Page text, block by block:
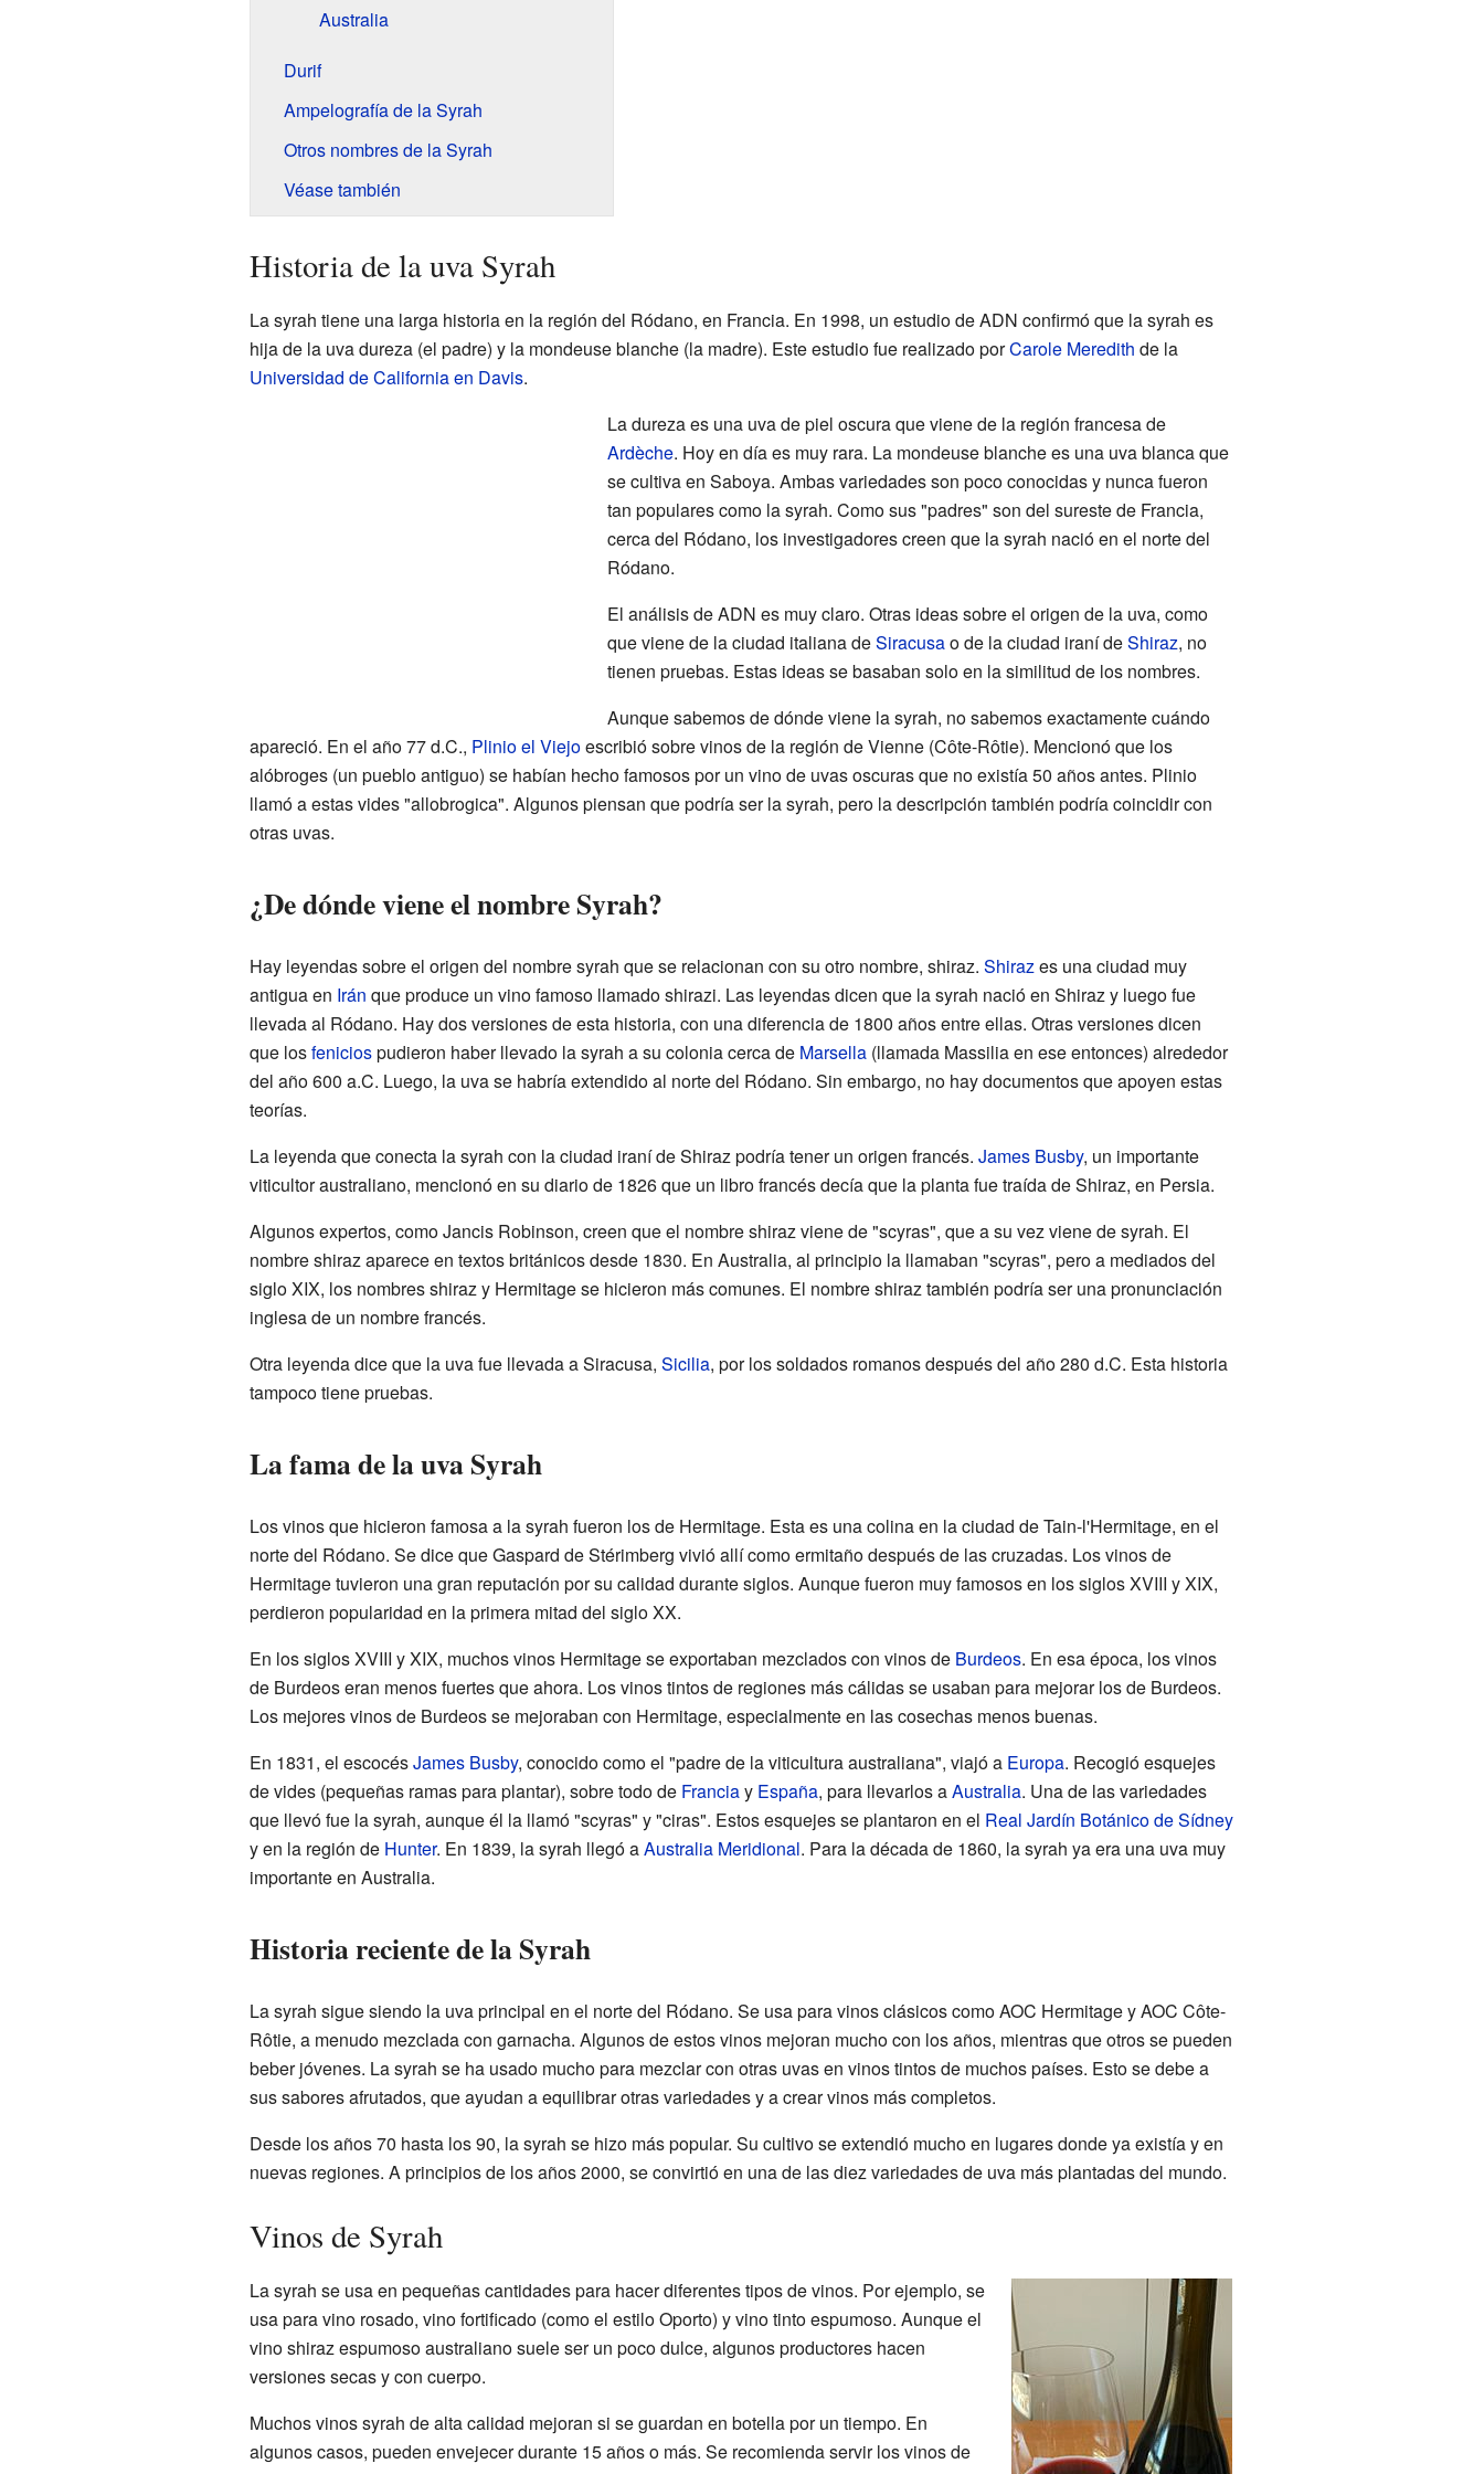
Australia
Durif
Ampelografía de la Syrah
Otros nombres de la Syrah
Véase también
Historia de la uva Syrah
La syrah tiene una larga historia en la región del Ródano, en Francia. En 1998, un estudio de ADN confirmó que la syrah es
hija de la uva dureza (el padre) y la mondeuse blanche (la madre). Este estudio fue realizado porCarole Meredith de la
Universidad de California en Davis.
La dureza es una uva de piel oscura que viene de la región francesa de
Ardèche. Hoy en día es muy rara. La mondeuse blanche es una uva blanca que
se cultiva en Saboya. Ambas variedades son poco conocidas y nunca fueron
tan populares como la syrah. Como sus "padres" son del sureste de Francia,
cerca del Ródano, los investigadores creen que la syrah nació en el norte del
Ródano.
El análisis de ADN es muy claro. Otras ideas sobre el origen de la uva, como
que viene de la ciudad italiana deSiracusao de la ciudad iraní deShiraz, no
tienen pruebas. Estas ideas se basaban solo en la similitud de los nombres.
Aunque sabemos de dónde viene la syrah, no sabemos exactamente cuándo
apareció. En el año 77 d.C., Plinio el Viejoescribió sobre vinos de la región de Vienne (Côte-Rôtie). Mencionó que los
alóbroges (un pueblo antiguo) se habían hecho famosos por un vino de uvas oscuras que no existía 50 años antes. Plinio
llamó a estas vides "allobrogica". Algunos piensan que podría ser la syrah, pero la descripción también podría coincidir con
otras uvas.
¿De dónde viene el nombre Syrah?
Hay leyendas sobre el origen del nombre syrah que se relacionan con su otro nombre, shiraz. Shirazes una ciudad muy
antigua en Irán que produce un vino famoso llamado shirazi. Las leyendas dicen que la syrah nació en Shiraz y luego fue
llevada al Ródano. Hay dos versiones de esta historia, con una diferencia de 1800 años entre ellas. Otras versiones dicen
que losfeniciospudieron haber llevado la syrah a su colonia cerca de Marsella(llamada Massilia en ese entonces) alrededor
del año 600 a.C. Luego, la uva se habría extendido al norte del Ródano. Sin embargo, no hay documentos que apoyen estas
teorías.
La leyenda que conecta la syrah con la ciudad iraní de Shiraz podría tener un origen francés. James Busby, un importante
viticultor australiano, mencionó en su diario de 1826 que un libro francés decía que la planta fue traída de Shiraz, en Persia.
Algunos expertos, como Jancis Robinson, creen que el nombre shiraz viene de "scyras", que a su vez viene de syrah. El
nombre shiraz aparece en textos británicos desde 1830. En Australia, al principio la llamaban "scyras", pero a mediados del
siglo XIX, los nombres shiraz y Hermitage se hicieron más comunes. El nombre shiraz también podría ser una pronunciación
inglesa de un nombre francés.
Otra leyenda dice que la uva fue llevada a Siracusa, Sicilia, por los soldados romanos después del año 280 d.C. Esta historia
tampoco tiene pruebas.
La fama de la uva Syrah
Los vinos que hicieron famosa a la syrah fueron los de Hermitage. Esta es una colina en la ciudad de Tain-l'Hermitage, en el
norte del Ródano. Se dice que Gaspard de Stérimberg vivió allí como ermitaño después de las cruzadas. Los vinos de
Hermitage tuvieron una gran reputación por su calidad durante siglos. Aunque fueron muy famosos en los siglos XVIII y XIX,
perdieron popularidad en la primera mitad del siglo XX.
En los siglos XVIII y XIX, muchos vinos Hermitage se exportaban mezclados con vinos de Burdeos. En esa época, los vinos
de Burdeos eran menos fuertes que ahora. Los vinos tintos de regiones más cálidas se usaban para mejorar los de Burdeos.
Los mejores vinos de Burdeos se mejoraban con Hermitage, especialmente en las cosechas menos buenas.
En 1831, el escocésJames Busby, conocido como el "padre de la viticultura australiana", viajó a Europa. Recogió esquejes
de vides (pequeñas ramas para plantar), sobre todo de Franciay España, para llevarlos aAustralia. Una de las variedades
que llevó fue la syrah, aunque él la llamó "scyras" y "ciras". Estos esquejes se plantaron en el Real Jardín Botánico de Sídney
y en la región de Hunter. En 1839, la syrah llegó aAustralia Meridional. Para la década de 1860, la syrah ya era una uva muy
importante en Australia.
Historia reciente de la Syrah
La syrah sigue siendo la uva principal en el norte del Ródano. Se usa para vinos clásicos como AOC Hermitage y AOC Côte-
Rôtie, a menudo mezclada con garnacha. Algunos de estos vinos mejoran mucho con los años, mientras que otros se pueden
beber jóvenes. La syrah se ha usado mucho para mezclar con otras uvas en vinos tintos de muchos países. Esto se debe a
sus sabores afrutados, que ayudan a equilibrar otras variedades y a crear vinos más completos.
Desde los años 70 hasta los 90, la syrah se hizo más popular. Su cultivo se extendió mucho en lugares donde ya existía y en
nuevas regiones. A principios de los años 2000, se convirtió en una de las diez variedades de uva más plantadas del mundo.
Vinos de Syrah
La syrah se usa en pequeñas cantidades para hacer diferentes tipos de vinos. Por ejemplo, se
usa para vino rosado, vino fortificado (como el estilo Oporto) y vino tinto espumoso. Aunque el
vino shiraz espumoso australiano suele ser un poco dulce, algunos productores hacen
versiones secas y con cuerpo.
Muchos vinos syrah de alta calidad mejoran si se guardan en botella por un tiempo. En
algunos casos, pueden envejecer durante 15 años o más. Se recomienda servir los vinos de